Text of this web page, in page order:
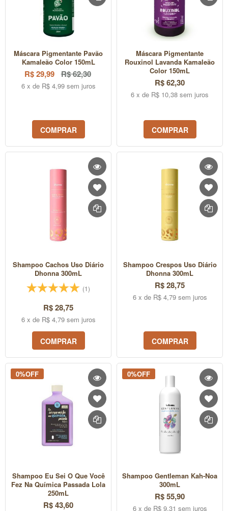
Máscara Pigmentante Pavão
Kamaleão Color 150mL
R$ 29,99 R$ 62,30
6 x de R$ 4,99 sem juros
COMPRAR
Máscara Pigmentante
Rouxinol Lavanda Kamaleão
Color 150mL
R$ 62,30
6 x de R$ 10,38 sem juros
COMPRAR
Shampoo Cachos Uso Diário
Dhonna 300mL
(1)
R$ 28,75
6 x de R$ 4,79 sem juros
COMPRAR
Shampoo Crespos Uso Diário
Dhonna 300mL
R$ 28,75
6 x de R$ 4,79 sem juros
COMPRAR
0%OFF
Shampoo Eu Sei O Que Você
Fez Na Química Passada Lola
250mL
R$ 43,60
0%OFF
Shampoo Gentleman Kah-Noa
300mL
R$ 55,90
6 x de R$ 9,31 sem juros